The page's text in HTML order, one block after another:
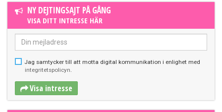
NY DEJTINGSAJT PÅ GÅNG
VISA DITT INTRESSE HÄR
Jag samtycker till att motta digital kommunikation i enlighet med
integritetspolicyn.
Visa intresse